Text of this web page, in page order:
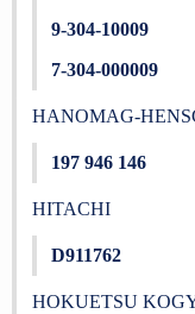
9-304-10009
7-304-000009
HANOMAG-
197 946 146
HITACHI
D911762
HOKUETSU